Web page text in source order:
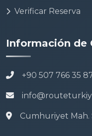
Verificar Reserva
Información de
+90 507 766 35
Cumhuriyet Mah.